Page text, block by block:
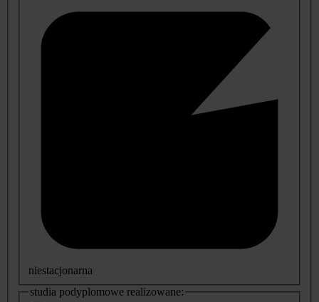
niestacjonarna
studia podyplomowe realizowane: